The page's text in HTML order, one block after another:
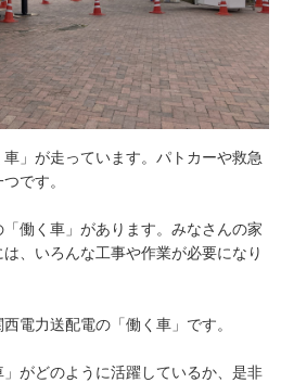
」が走っています。パトカーや救急
です。
働く車」があります。みなさんの家
、いろんな工事や作業が必要になり
電力送配電の「働く車」です。
がどのように活躍しているか、是非